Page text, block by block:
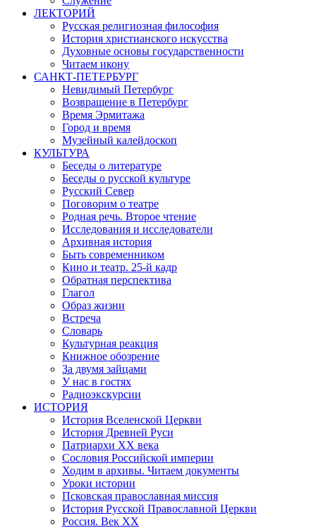
ЛЕКТОРИЙ
Русская религиозная философия
История христианского искусства
Духовные основы государственности
Читаем икону
САНКТ-ПЕТЕРБУРГ
Невидимый Петербург
Возвращение в Петербург
Время Эрмитажа
Город и время
Музейный калейдоскоп
КУЛЬТУРА
Беседы о литературе
Беседы о русской культуре
Русский Север
Поговорим о театре
Родная речь. Второе чтение
Исследования и исследователи
Архивная история
Быть современником
Кино и театр. 25-й кадр
Обратная перспектива
Глагол
Образ жизни
Встреча
Словарь
Культурная реакция
Книжное обозрение
За двумя зайцами
У нас в гостях
Радиоэкскурсии
ИСТОРИЯ
История Вселенской Церкви
История Древней Руси
Патриархи XX века
Сословия Российской империи
Ходим в архивы. Читаем документы
Уроки истории
Псковская православная миссия
История Русской Православной Церкви
Россия. Век ХХ